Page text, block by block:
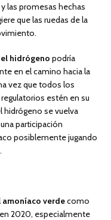
las promesas hechas
que las ruedas de la
el hidrógeno podría
en el camino hacia la
vez que todos los
estén en su
hidrógeno se vuelva
participación
posiblemente jugando
amoníaco verdecomo
2020, especialmente